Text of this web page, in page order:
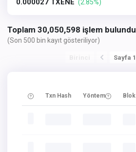
0.000027 TXENE (2.85%)
Toplam 30,050,598 işlem bulundu
(Son 500 bin kayıt gösteriliyor)
Sayfa 1
Txn Hash Yöntem Blok